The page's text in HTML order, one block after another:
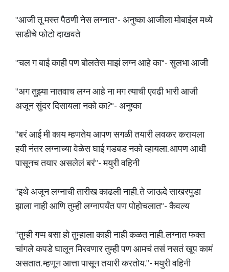
"आजी तू मस्त पैठणी नेस लग्नात"- अनुष्का आजीला मोबाईल मध्ये
साडीचे फोटो दाखवते
"चल ग बाई काही पण बोलतेस माझं लग्न आहे का"- सुलभा आजी
"अग तुझ्या नातवाच लग्न आहे ना मग त्याची एवढी भारी आजी
अजून सुंदर दिसायला नको का?"- अनुष्का
"बरं आई मी काय म्हणतेय आपण सगळी तयारी लवकर करायला
हवी नंतर लग्नाच्या वेळेस घाई गडबड नको व्हायला. आपण आधी
पासूनच तयार असलेलं बरं"- मयुरी वहिनी
"इथे अजून लग्नाची तारीख काढली नाही. ते जाऊदे साखरपुडा
झाला नाही आणि तुम्ही लग्नापर्यंत पण पोहोचलात"- कैवल्य
"तुम्ही गप्प बसा हो तुम्हाला काही नाही कळत नाही. लग्नात फक्त
चांगले कपडे घालून मिरवणार तुम्ही पण आमचं तसं नसतं खूप कामं
असतात. म्हणून आत्ता पासून तयारी करतोय."- मयुरी वहिनी